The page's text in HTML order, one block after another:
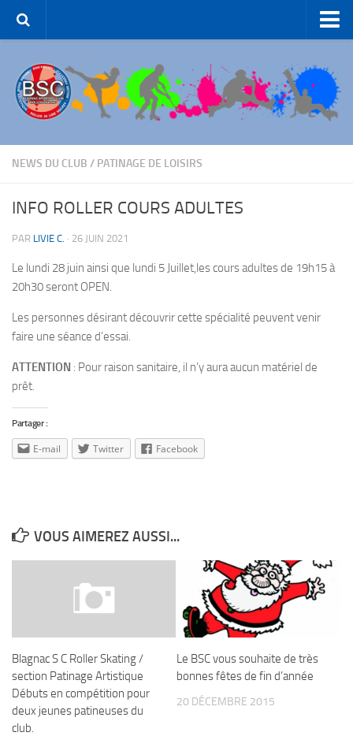
Le Club
Patinage Artistique
Roller-Hockey
Patinage de Loisirs
ROLLER-DANCE
Nous Contacter
NEWS DU CLUB / PATINAGE DE LOISIRS
INFO ROLLER COURS ADULTES
PAR LIVIE C. · 26 JUIN 2021
Le lundi 28 juin ainsi que lundi 5 Juillet,les cours adultes de 19h15 à
20h30 seront OPEN.
Les personnes désirant découvrir cette spécialité peuvent venir
faire une séance d’essai.
ATTENTION : Pour raison sanitaire, il n’y aura aucun matériel de
prêt.
Partager :
E-mail Twitter Facebook
VOUS AIMEREZ AUSSI...
Blagnac S C Roller Skating /
section Patinage Artistique
Débuts en compétition pour
deux jeunes patineuses du
club.
Le BSC vous souhaite de très
bonnes fêtes de fin d’année
20 DÉCEMBRE 2015